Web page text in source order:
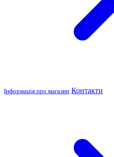
Інформація про магазин Контакти